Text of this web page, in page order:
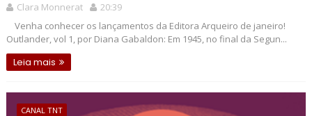
Clara Monnerat
20:39
Venha conhecer os lançamentos da Editora Arqueiro de janeiro!
Outlander, vol 1, por Diana Gabaldon: Em 1945, no final da Segun...
Leia mais
CANAL TNT